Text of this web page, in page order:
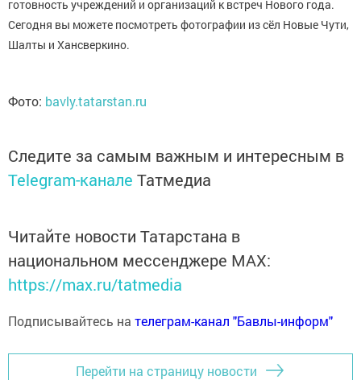
готовность учреждений и организаций к встреч Нового года.
Сегодня вы можете посмотреть фотографии из сёл Новые Чути,
Шалты и Хансверкино.
Фото: bavly.tatarstan.ru
Следите за самым важным и интересным в
Telegram-канале Татмедиа
Читайте новости Татарстана в
национальном мессенджере MАХ:
https://max.ru/tatmedia
Подписывайтесь на телеграм-канал "Бавлы-информ"
Перейти на страницу новости